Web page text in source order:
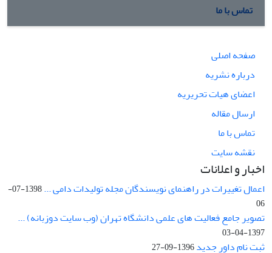
تماس با ما
صفحه اصلی
درباره نشریه
اعضای هیات تحریریه
ارسال مقاله
تماس با ما
نقشه سایت
اخبار و اعلانات
اعمال تغییرات در راهنمای نویسندگان مجله تولیدات دامی ...
1398-07-
06
تصویر جامع فعالیت های علمی دانشگاه تهران (وب سایت دوزبانه) ...
1397-04-03
ثبت نام داور جدید1396-09-27